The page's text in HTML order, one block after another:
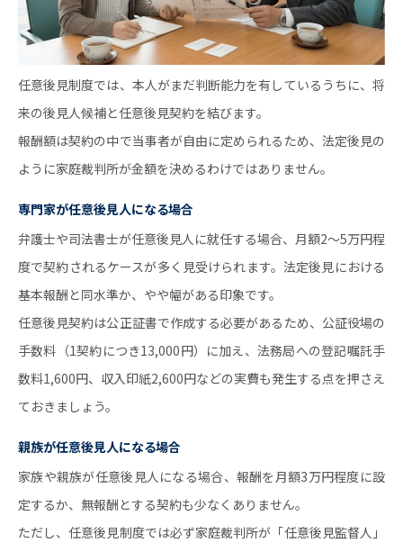
任意後見制度では、本人がまだ判断能力を有しているうちに、将
来の後見人候補と任意後見契約を結びます。
報酬額は契約の中で当事者が自由に定められるため、法定後見の
ように家庭裁判所が金額を決めるわけではありません。
専門家が任意後見人になる場合
弁護士や司法書士が任意後見人に就任する場合、月額2～5万円程
度で契約されるケースが多く見受けられます。法定後見における
基本報酬と同水準か、やや幅がある印象です。
任意後見契約は公正証書で作成する必要があるため、公証役場の
手数料（1契約につき13,000円）に加え、法務局への登記嘱託手
数料1,600円、収入印紙2,600円などの実費も発生する点を押さえ
ておきましょう。
親族が任意後見人になる場合
家族や親族が任意後見人になる場合、報酬を月額3万円程度に設
定するか、無報酬とする契約も少なくありません。
ただし、任意後見制度では必ず家庭裁判所が「任意後見監督人」